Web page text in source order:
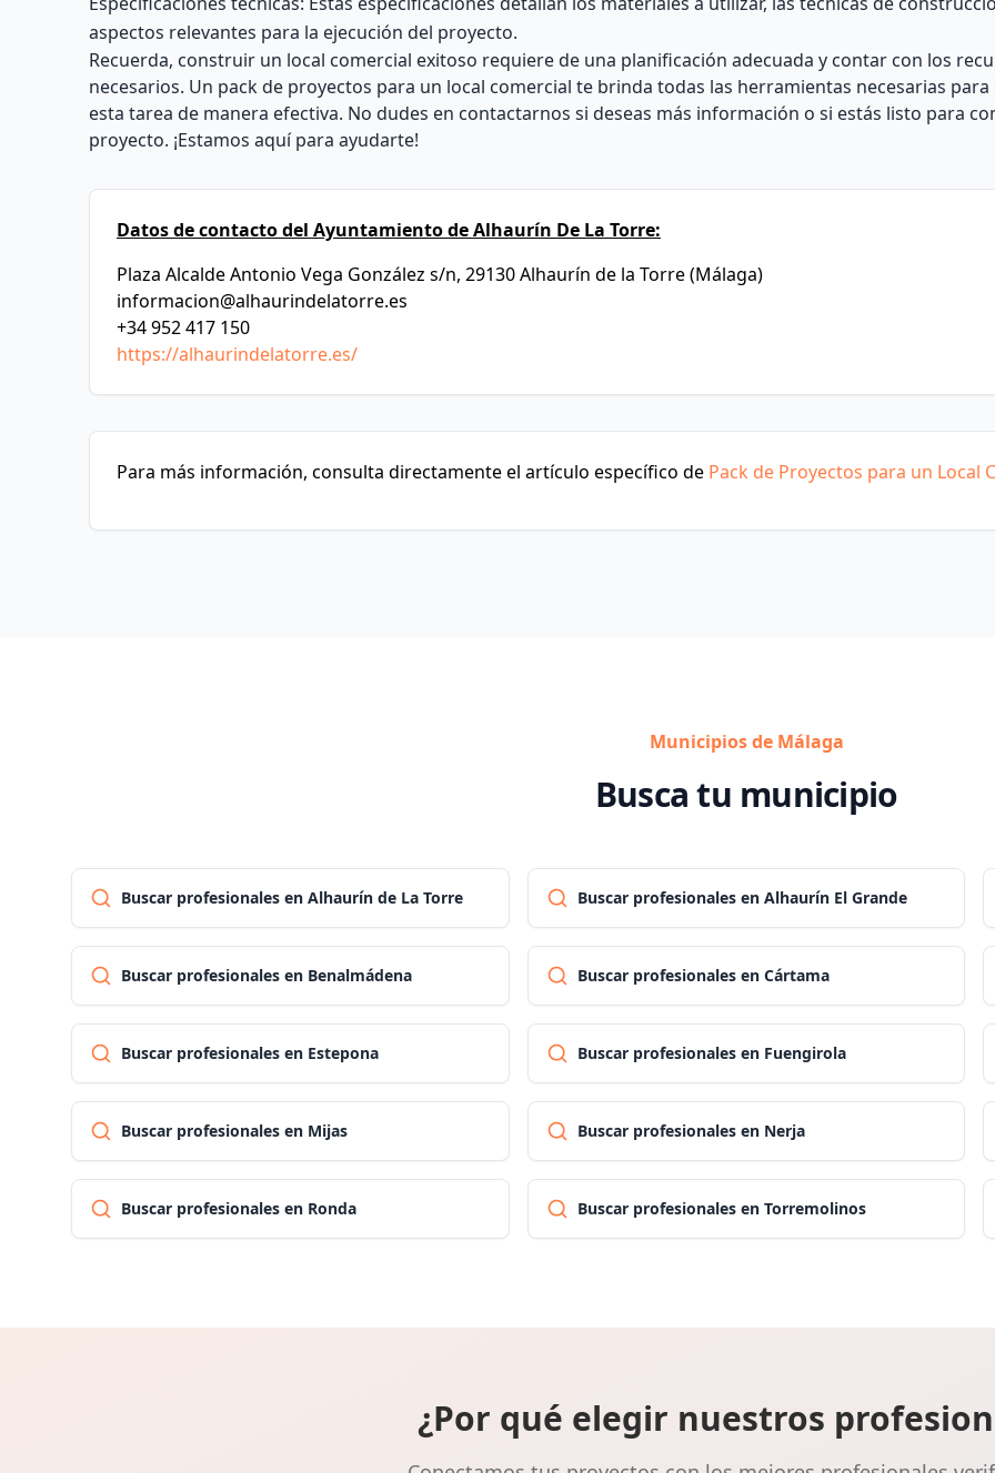
aspectos relevantes para la ejecución del proyecto.
Recuerda, construir un local comercial exitoso requiere de una planificación adecuada y contar con los
necesarios. Un pack de proyectos para un local comercial te brinda todas las herramientas necesarias para
esta tarea de manera efectiva. No dudes en contactarnos si deseas más información o si estás listo para
proyecto. ¡Estamos aquí para ayudarte!
Datos de contacto del Ayuntamiento de Alhaurín De La Torre:
Plaza Alcalde Antonio Vega González s/n, 29130 Alhaurín de la Torre (Málaga)
informacion@alhaurindelatorre.es
+34 952 417 150
https://alhaurindelatorre.es/
Para más información, consulta directamente el artículo específico de Pack de Proyectos para un Local
Municipios de Málaga
Busca tu municipio
Buscar profesionales en Alhaurín de La Torre Buscar profesionales en Alhaurín El Grande
Buscar profesionales en Benalmádena Buscar profesionales en Cártama
Buscar profesionales en Estepona Buscar profesionales en Fuengirola
Buscar profesionales en Mijas Buscar profesionales en Nerja
Buscar profesionales en Ronda Buscar profesionales en Torremolinos
¿Por qué elegir nuestros